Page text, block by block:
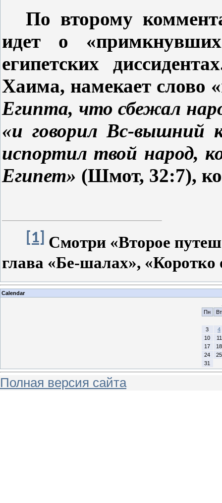
По второму
идет о
египетских
Хаима, намекает слово
Египта, что сбежал
«и говорил Вс-вышний
испортил твой народ,
Египет» (Шмот, 32:7),
[1]
Смотри «Второе
глава «Бе-шалах», «Коротко
Calendar
Пн
Вт
3
4
10
11
17
18
24
25
31
Полная версия сайта